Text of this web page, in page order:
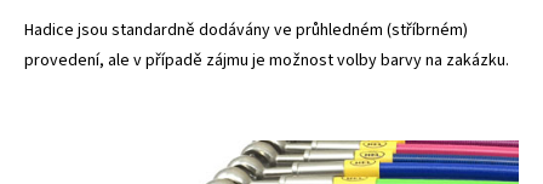
Hadice jsou standardně dodávány ve průhledném (stříbrném)
provedení, ale v případě zájmu je možnost volby barvy na zakázku.